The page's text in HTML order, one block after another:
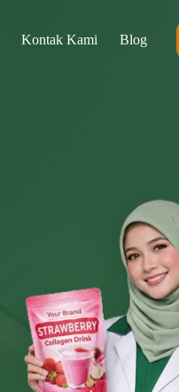
Kontak Kami Blog